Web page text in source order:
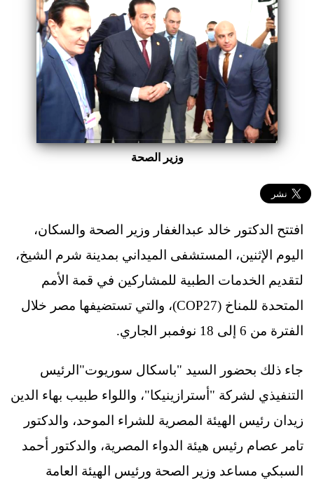
وزير الصحة
افتتح الدكتور خالد عبدالغفار وزير الصحة والسكان،
اليوم الإثنين، المستشفى الميداني بمدينة شرم الشيخ،
لتقديم الخدمات الطبية للمشاركين في قمة الأمم
المتحدة للمناخ (COP27)، والتي تستضيفها مصر خلال
الفترة من 6 إلى 18 نوفمبر الجاري.
جاء ذلك بحضور السيد "باسكال سوريوت"الرئيس
التنفيذي لشركة "أسترازينيكا"، واللواء طبيب بهاء الدين
زيدان رئيس الهيئة المصرية للشراء الموحد، والدكتور
تامر عصام رئيس هيئة الدواء المصرية، والدكتور أحمد
السبكي مساعد وزير الصحة ورئيس الهيئة العامة